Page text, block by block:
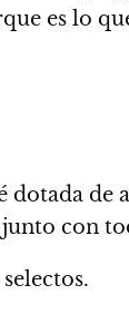
es lo
dotada
con